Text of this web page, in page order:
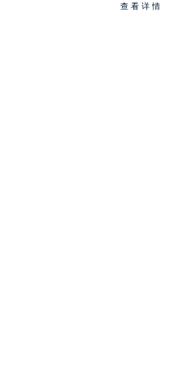
查看详情